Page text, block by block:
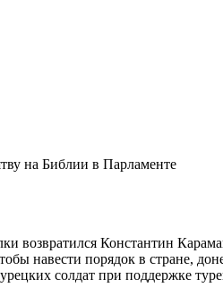
возвратился Константин
порядок в стране,
солдат при поддержке